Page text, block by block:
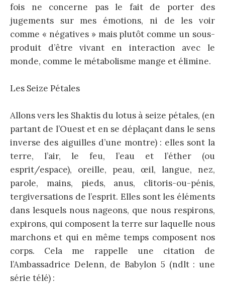
fois ne concerne pas le fait de porter des
jugements sur mes émotions, ni de les voir
comme « négatives » mais plutôt comme un sous-
produit d’être vivant en interaction avec le
monde, comme le métabolisme mange et élimine.
Les Seize Pétales
Allons vers les Shaktis du lotus à seize pétales, (en
partant de l’Ouest et en se déplaçant dans le sens
inverse des aiguilles d’une montre) : elles sont la
terre, l’air, le feu, l’eau et l’éther (ou
esprit/espace), oreille, peau, œil, langue, nez,
parole, mains, pieds, anus, clitoris-ou-pénis,
tergiversations de l’esprit. Elles sont les éléments
dans lesquels nous nageons, que nous respirons,
expirons, qui composent la terre sur laquelle nous
marchons et qui en même temps composent nos
corps. Cela me rappelle une citation de
l’Ambassadrice Delenn, de Babylon 5 (ndlt : une
série télé) :